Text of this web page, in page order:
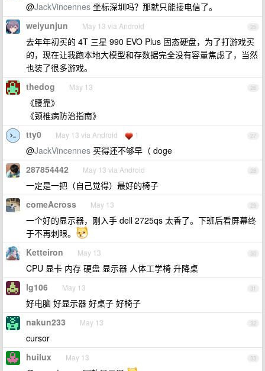
@JackVincennes 坐标深圳吗？那就只能接电信了。
25
weiyunjun May 13 via Android
去年年初买的 4T 三星 990 EVO Plus 固态硬盘，为了打游戏买
的，现在让我跑本地大模型和存数据完全没有容量焦虑了，当然
也装了很多游戏。
26
thedog May 13
《腰靠》
《颈椎病防治指南》
27
tty0 May 13 via Android 1
@JackVincennes 买得还不够早（ doge
28
287854442 May 13 via Android
一定是一把（自己觉得）最好的椅子
29
comeAcross May 13
一个好的显示器，刚入手 dell 2725qs 太香了。下班后看屏幕终
于不再刺眼。
30
Ketteiron May 13
CPU 显卡 内存 硬盘 显示器 人体工学椅 升降桌
31
lg106 May 13
好电脑 好显示器 好桌子 好椅子
32
nakun233 May 13
cursor
33
huilux May 13